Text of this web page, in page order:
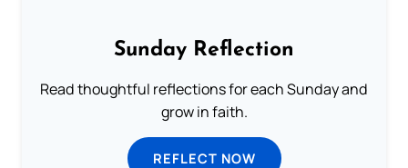
Sunday Reflection
Read thoughtful reflections for each Sunday and
grow in faith.
REFLECT NOW